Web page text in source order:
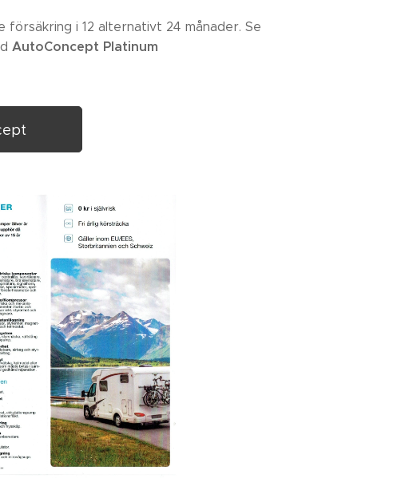
försäkring i 12 alternativt 24 månader. Se
AutoConcept Platinum